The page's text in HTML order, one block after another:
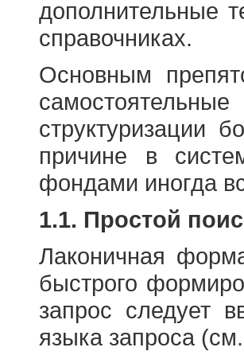
дополнительные
справочниках.
Основным
структуризации
причине в
фондами иногда
1.1. Простой
Лаконичная
быстрого
запрос следует
языка запроса